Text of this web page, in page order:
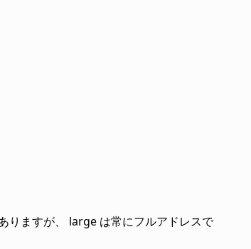
りますが、 large は常にフルアドレスで